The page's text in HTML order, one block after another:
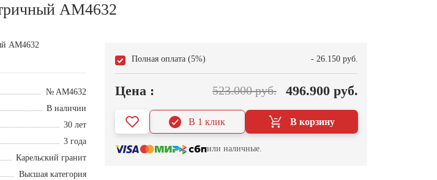
AM4632
№ AM4632
В наличии
30 лет
3 года
Карельский гранит
Высшая категория
Полная оплата (5%) - 26.150 руб.
Цена : 523.000 руб. 496.900 руб.
В корзину
В 1 клик
или наличные.